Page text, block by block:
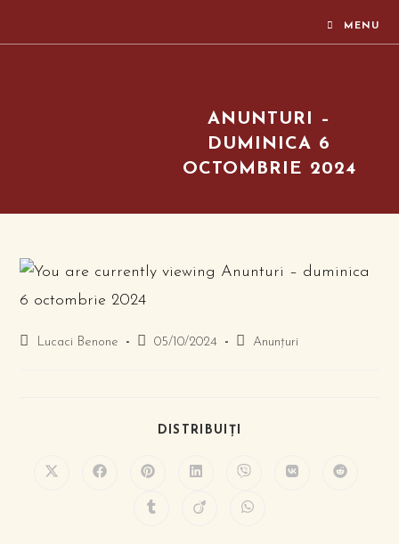
MENU
ANUNTURI –
DUMINICA 6
OCTOMBRIE 2024
Lucaci Benone 05/10/2024 Anunțuri
DISTRIBUIȚI